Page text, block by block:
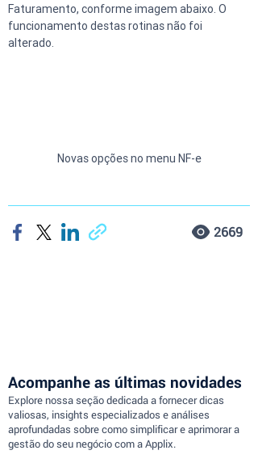
Faturamento, conforme imagem abaixo. O
funcionamento destas rotinas não foi
alterado.
Novas opções no menu NF-e
2669
Acompanhe as últimas novidades
Explore nossa seção dedicada a fornecer dicas
valiosas, insights especializados e análises
aprofundadas sobre como simplificar e aprimorar a
gestão do seu negócio com a Applix.